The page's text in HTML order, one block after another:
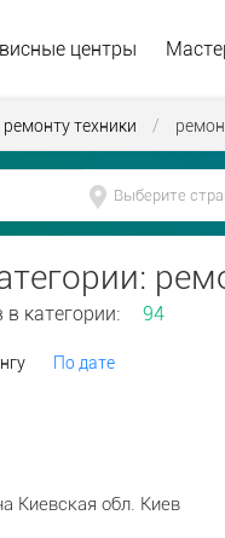
центры
техники /
категории: 94
По дате
Киевская обл. Киев